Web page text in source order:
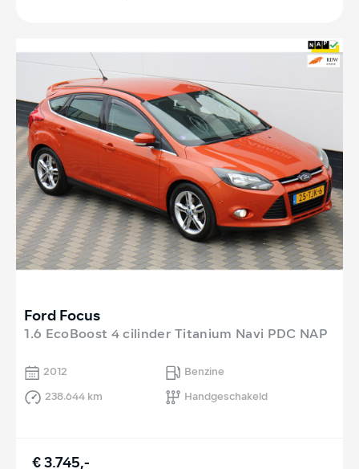
Ford Focus
1.6 EcoBoost 4 cilinder Titanium Navi PDC NAP
2012
Benzine
238.644 km
Handgeschakeld
€ 3.745,-